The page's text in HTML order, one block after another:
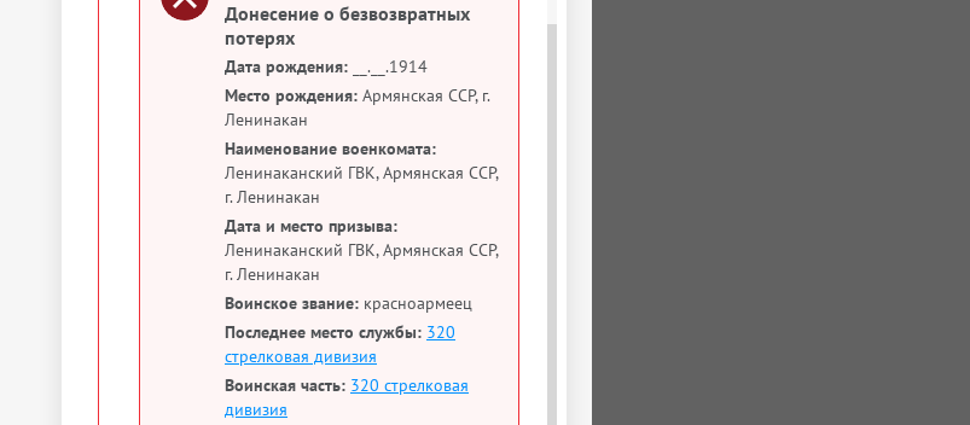
Донесение о безвозвратных
потерях
Дата рождения: __.__.1914
Место рождения: Армянская ССР, г.
Ленинакан
Наименование военкомата:
Ленинаканский ГВК, Армянская ССР,
г. Ленинакан
Дата и место призыва:
Ленинаканский ГВК, Армянская ССР,
г. Ленинакан
Воинское звание: красноармеец
Последнее место службы: 320
стрелковая дивизия
Воинская часть: 320 стрелковая
дивизия